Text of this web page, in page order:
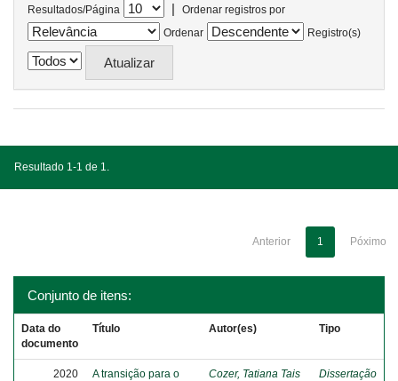
Resultados/Página |
Ordenar registros por
Ordenar
Registro(s)
Resultado 1-1 de 1.
Anterior 1 Póximo
Conjunto de itens:
Data do
documento
Título Autor(es) Tipo
2020
A transição para o
Cozer, Tatiana Tais Dissertação